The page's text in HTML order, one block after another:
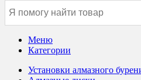
Меню
Категории
Установки алмазного